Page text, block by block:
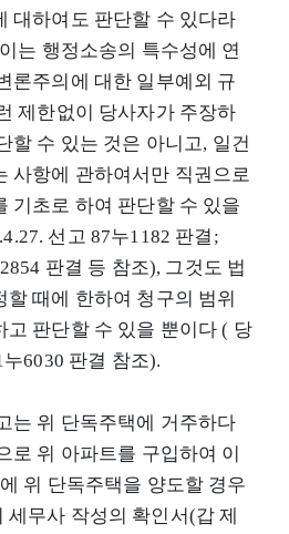
대하여도 판단할 수 있다라
는 행정소송의 특수성에 연
론주의에 대한 일부예외 규
제한없이 당사자가 주장하
할 수 있는 것은 아니고, 일건
사항에 관하여서만 직권으로
기초로 하여 판단할 수 있을
선고 87누1182 판결;
판결 등 참조), 그것도 법
때에 한하여 청구의 범위
고 판단할 수 있을 뿐이다 ( 당
6030 판결 참조).
는 위 단독주택에 거주하다
로 위 아파트를 구입하여 이
위 단독주택을 양도할 경우
세무사 작성의 확인서(갑 제